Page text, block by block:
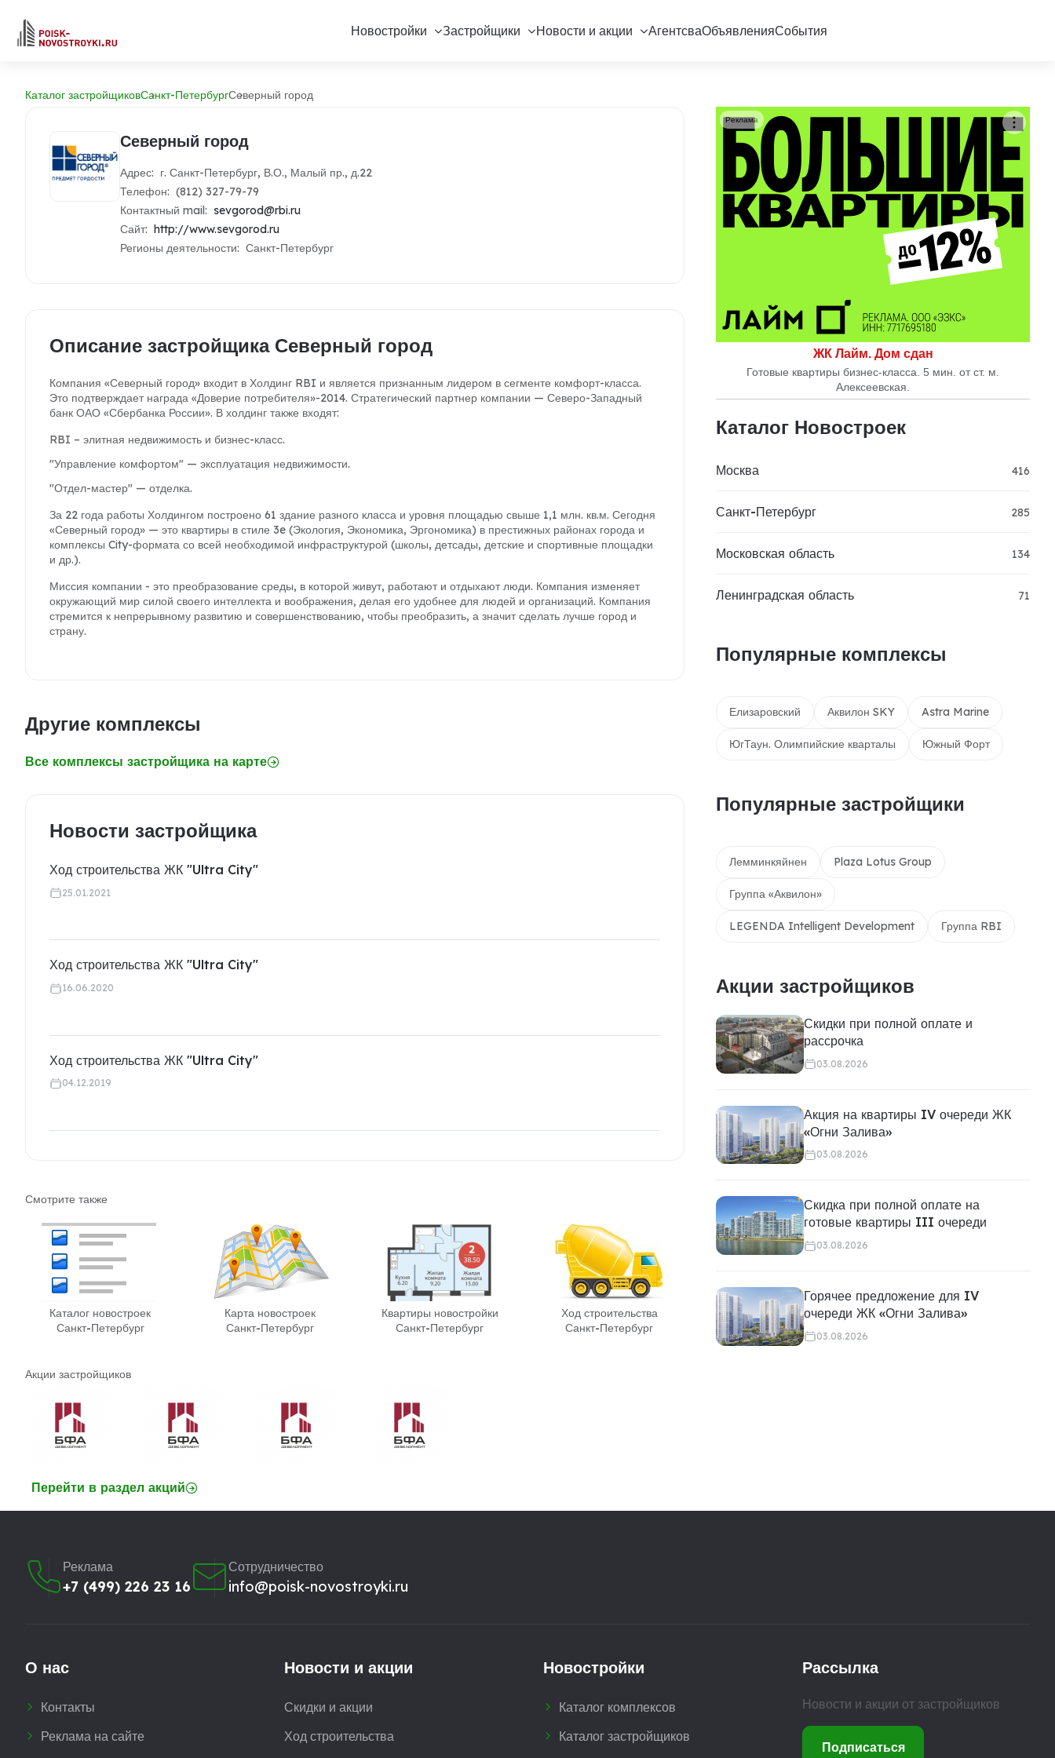
Новостройки Застройщики Новости и акции АгентсваОбъявленияСобытия
Каталог застройщиковСанкт-ПетербургСеверный город
Северный город
Адрес: г. Санкт-Петербург, В.О., Малый пр., д.22
Телефон: (812) 327-79-79
Контактный mail: sevgorod@rbi.ru
Сайт: http://www.sevgorod.ru
Регионы деятельности: Санкт-Петербург
Описание застройщика Северный город
Компания «Северный город» входит в Холдинг RBI и является признанным лидером в сегменте комфорт-класса.
Это подтверждает награда «Доверие потребителя»-2014. Стратегический партнер компании — Северо-Западный
банк ОАО «Сбербанка России». В холдинг также входят:
RBI – элитная недвижимость и бизнес-класс.
"Управление комфортом" — эксплуатация недвижимости.
"Отдел-мастер" — отделка.
За 22 года работы Холдингом построено 61 здание разного класса и уровня площадью свыше 1,1 млн. кв.м. Сегодня
«Северный город» — это квартиры в стиле 3e (Экология, Экономика, Эргономика) в престижных районах города и
комплексы City-формата со всей необходимой инфраструктурой (школы, детсады, детские и спортивные площадки
и др.).
Миссия компании - это преобразование среды, в которой живут, работают и отдыхают люди. Компания изменяет
окружающий мир силой своего интеллекта и воображения, делая его удобнее для людей и организаций. Компания
стремится к непрерывному развитию и совершенствованию, чтобы преобразить, а значит сделать лучше город и
страну.
Другие комплексы
Все комплексы застройщика на карте
Новости застройщика
Ход строительства ЖК "Ultra City"
25.01.2021
Ход строительства ЖК "Ultra City"
16.06.2020
Ход строительства ЖК "Ultra City"
04.12.2019
Смотрите также
Каталог новостроек
Санкт-Петербург
Карта новостроек
Санкт-Петербург
Квартиры новостройки
Санкт-Петербург
Ход строительства
Санкт-Петербург
Акции застройщиков
Перейти в раздел акций
ЖК Лайм. Дом сдан
Готовые квартиры бизнес-класса. 5 мин. от ст. м.
Алексеевская.
Реклама
Каталог Новостроек
Москва 416
Санкт-Петербург 285
Московская область 134
Ленинградская область 71
Популярные комплексы
Елизаровский Аквилон SKY Astra Marine
ЮгТаун. Олимпийские кварталы Южный Форт
Популярные застройщики
Лемминкяйнен Plaza Lotus Group
Группа «Аквилон»
LEGENDA Intelligent Development Группа RBI
Акции застройщиков
Скидки при полной оплате и
рассрочка
03.08.2026
Акция на квартиры IV очереди ЖК
«Огни Залива»
03.08.2026
Скидка при полной оплате на
готовые квартиры III очереди
03.08.2026
Горячее предложение для IV
очереди ЖК «Огни Залива»
03.08.2026
Реклама
+7 (499) 226 23 16
Сотрудничество
info@poisk-novostroyki.ru
О нас
Контакты
Реклама на сайте
Новости и акции
Скидки и акции
Ход строительства
Новостройки
Каталог комплексов
Каталог застройщиков
Рассылка
Новости и акции от застройщиков
Подписаться